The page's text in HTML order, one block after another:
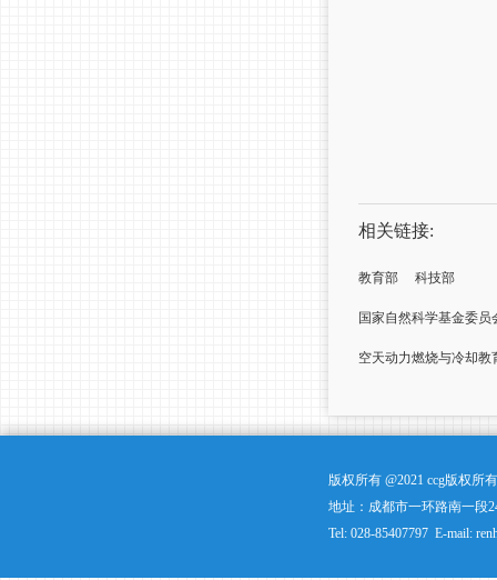
相关链接:
教育部 科技部
国家自然科学基金委员
空天动力燃烧与冷却教
版权所有 @2021 ccg版权所
地址：成都市一环路南一段
Tel: 028-85407797 E-mail: